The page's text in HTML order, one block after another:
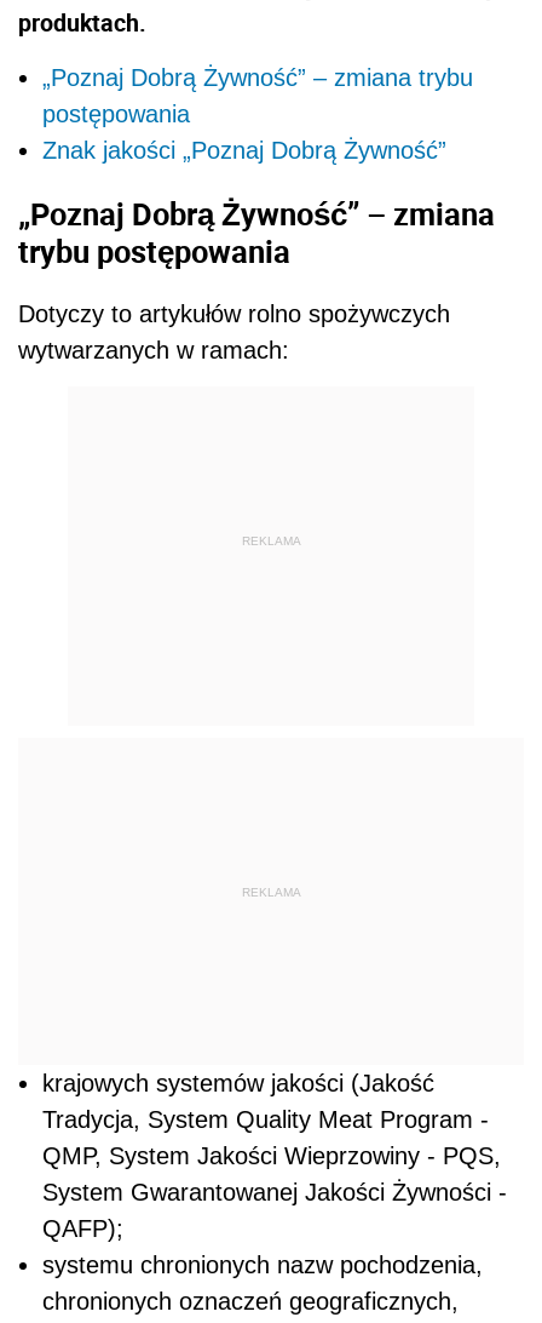
produktach.
„Poznaj Dobrą Żywność” – zmiana trybu
postępowania
Znak jakości „Poznaj Dobrą Żywność”
„Poznaj Dobrą Żywność” – zmiana
trybu postępowania
Dotyczy to artykułów rolno spożywczych
wytwarzanych w ramach:
REKLAMA
REKLAMA
krajowych systemów jakości (Jakość
Tradycja, System Quality Meat Program -
QMP, System Jakości Wieprzowiny - PQS,
System Gwarantowanej Jakości Żywności -
QAFP);
systemu chronionych nazw pochodzenia,
chronionych oznaczeń geograficznych,